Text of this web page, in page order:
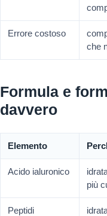
Errore costoso
che
Formula e
davvero
Elemento
Acido ialuronico
più
Peptidi